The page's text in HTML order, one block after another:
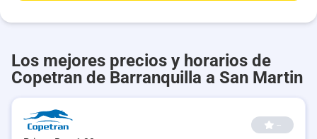
Los mejores precios y horarios de
Copetran de Barranquilla a San Martin
--